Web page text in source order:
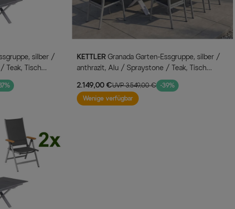
Teak, Tisch
2
KETTLER
anthrazit, Alu / Spraystone / Teak, Tisch
180/280x100cm, 8 Stapelsessel
2.149,00 €UVP 3.549,00 € -39%
Wenige verfügbar